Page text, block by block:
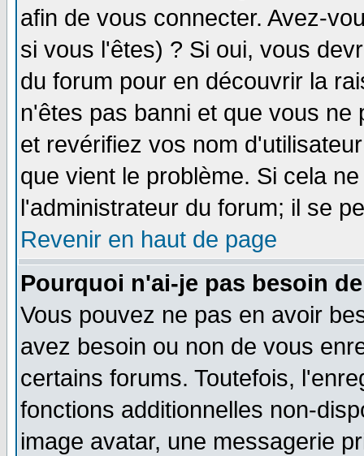
afin de vous connecter. Avez-
si vous l'êtes) ? Si oui, vous
du forum pour en découvrir la
n'êtes pas banni et que vous
et revérifiez vos nom
que vient le problème. Si cela
l'administrateur du forum; il se
Revenir en haut de page
Pourquoi n'ai-je pas besoin
Vous pouvez ne pas en avoir
avez besoin ou non de vous
certains forums. Toutefois,
fonctions additionnelles non-
image avatar, une messagerie